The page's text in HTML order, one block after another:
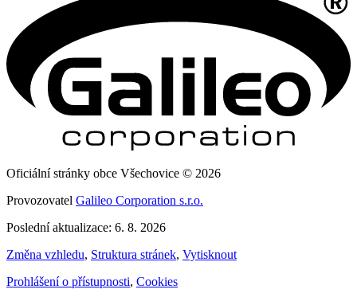
Oficiální stránky obce Všechovice © 2026
Provozovatel Galileo Corporation s.r.o.
Poslední aktualizace: 6. 8. 2026
Změna vzhledu, Struktura stránek, Vytisknout
Prohlášení o přístupnosti, Cookies